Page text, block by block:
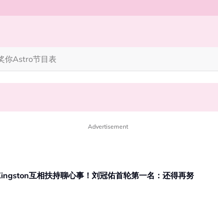
你Astro节目表
”！10月31日登场
马上又去演忍者”
Advertisement
互相扶持聊心事！刘冠佑首轮第一名：还得再努